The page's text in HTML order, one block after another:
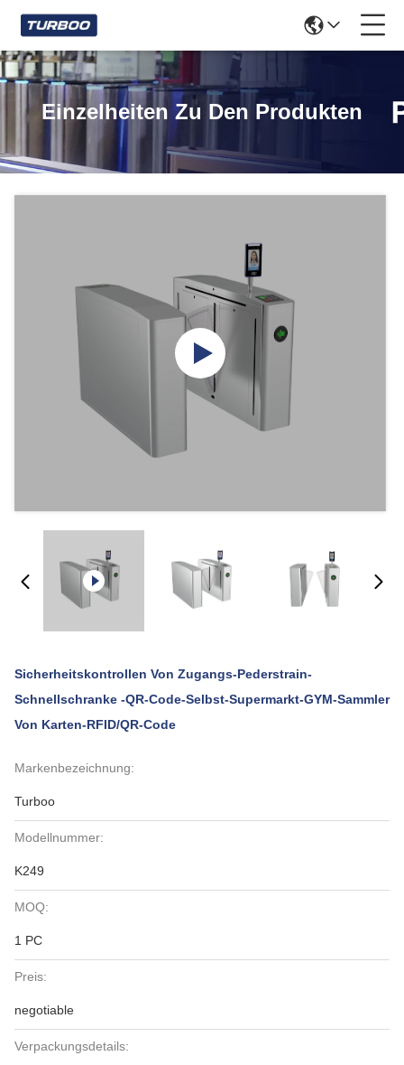
Einzelheiten Zu Den Produkten
Sicherheitskontrollen Von Zugangs-Pederstrain-
Schnellschranke -QR-Code-Selbst-Supermarkt-GYM-Sammler
Von Karten-RFID/QR-Code
Markenbezeichnung:
Turboo
Modellnummer:
K249
MOQ:
1 PC
Preis:
negotiable
Verpackungsdetails: